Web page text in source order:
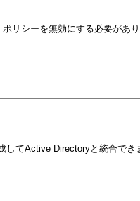
リシーを無効にする必要があ
てActive Directoryと統合でき